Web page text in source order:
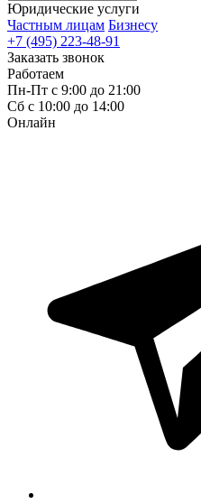
Юридические услуги
Частным лицам Бизнесу
+7 (495) 223-48-91
Заказать звонок
Работаем
Пн-Пт с 9:00 до 21:00
Сб с 10:00 до 14:00
Онлайн